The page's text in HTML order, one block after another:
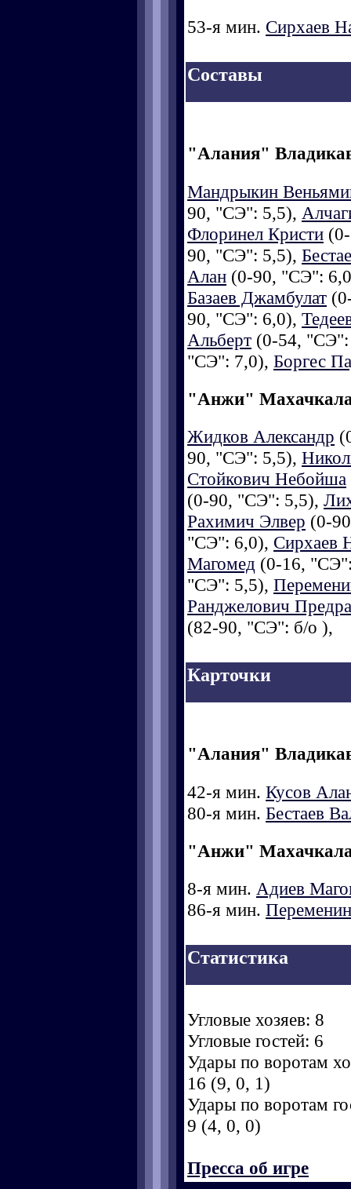
53-я мин. Сирхаев
Составы
"Алания"
Мандрыкин
90, "СЭ": 5,5),
Флоринел Кристи
90, "СЭ": 5,5),
Алан (0-90, "СЭ":
Базаев Джамбулат
90, "СЭ": 6,0),
Альберт (0-54,
"СЭ": 7,0), Боргес
"Анжи"
Жидков Александр
90, "СЭ": 5,5),
Стойкович Небойша
(0-90, "СЭ": 5,5),
Рахимич Элвер (0-
"СЭ": 6,0), Сирхаев
Магомед (0-16,
"СЭ": 5,5),
Ранджелович
(82-90, "СЭ": б/о ),
Карточки
"Алания"
42-я мин. Кусов
80-я мин. Бестаев
"Анжи"
8-я мин. Адиев
86-я мин.
Статистика
Угловые хозяев: 8
Угловые гостей: 6
Удары по воротам
16 (9, 0, 1)
Удары по воротам
9 (4, 0, 0)
Пресса об игре